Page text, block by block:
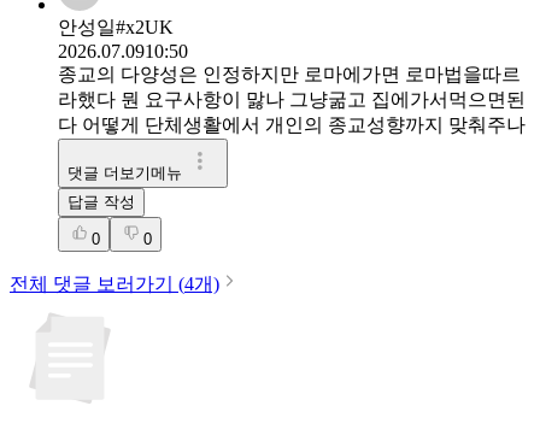
안성일#x2UK
2026.07.0910:50
종교의 다양성은 인정하지만 로마에가면 로마법을따르
라했다 뭔 요구사항이 맗나 그냥굶고 집에가서먹으면된
다 어떻게 단체생활에서 개인의 종교성향까지 맞춰주나
댓글 더보기메뉴
답글 작성
0 0
전체 댓글 보러가기 (4개)